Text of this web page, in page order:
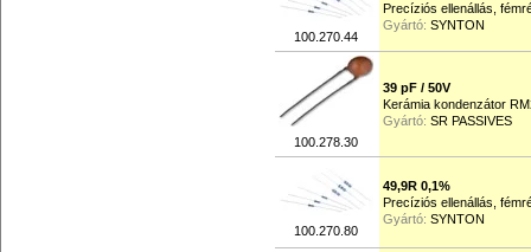
100.270.44
Precíziós ellenállás,
Gyártó: SYNTON
100.278.30
39 pF / 50V
Kerámia kondenzátor
Gyártó: SR PASSIVES
100.270.80
49,9R 0,1%
Precíziós ellenállás,
Gyártó: SYNTON